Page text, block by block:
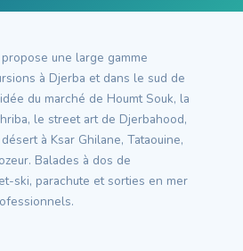
une large gamme
à Djerba et dans le sud de
du marché de Houmt Souk, la
le street art de Djerbahood,
à Ksar Ghilane, Tataouine,
Balades à dos de
ski, parachute et sorties en mer